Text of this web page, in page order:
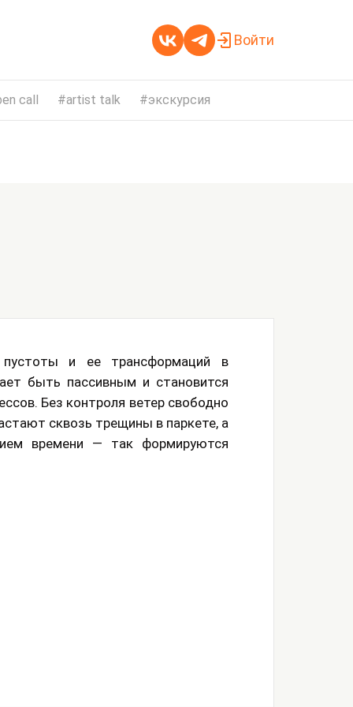
Войти
call artist talk экскурсия
и ее трансформаций в
быть пассивным и становится
Без контроля ветер свободно
сквозь трещины в паркете, а
времени — так формируются